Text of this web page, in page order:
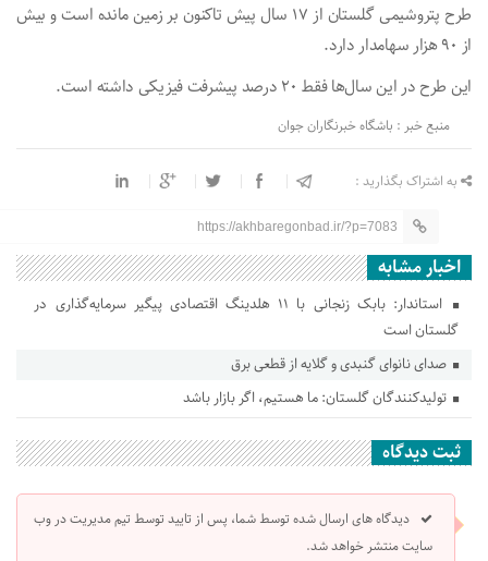
طرح پتروشیمی گلستان از ۱۷ سال پیش تاکنون بر زمین مانده است و بیش
از ۹۰ هزار سهامدار دارد.
این طرح در این سال‌ها فقط ۲۰ درصد پیشرفت فیزیکی داشته است.
منبع خبر : باشگاه خبرنگاران جوان
به اشتراک بگذارید :
https://akhbaregonbad.ir/?p=7083
اخبار مشابه
استاندار: بابک زنجانی با ۱۱ هلدینگ اقتصادی پیگیر سرمایه‌گذاری در
گلستان است
صدای نانوای گنبدی و گلایه از قطعی برق
تولیدکنندگان گلستان: ما هستیم، اگر بازار باشد
ثبت دیدگاه
دیدگاه های ارسال شده توسط شما، پس از تایید توسط تیم مدیریت در وب
سایت منتشر خواهد شد.